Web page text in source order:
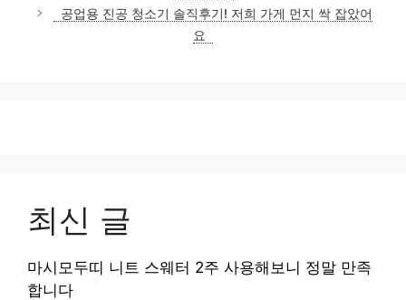
공업용 진공 청소기 솔직후기! 저희 가게 먼지 싹 잡았어
요
최신 글
마시모두띠 니트 스웨터 2주 사용해보니 정말 만족
합니다